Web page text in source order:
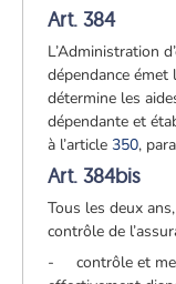
Art. 384
L’Administration
dépendance
détermine les
dépendante et
à l’article350,
Art. 384bis
Tous les deux
contrôle de
- contrôle et